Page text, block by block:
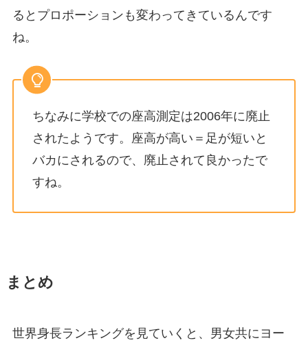
るとプロポーションも変わってきているんです
ね。
ちなみに学校での座高測定は2006年に廃止
されたようです。座高が高い＝足が短いと
バカにされるので、廃止されて良かったで
すね。
まとめ
世界身長ランキングを見ていくと、男女共にヨー